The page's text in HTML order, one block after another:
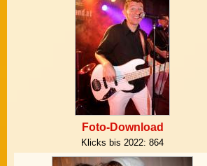
Foto-Download
Klicks bis 2022: 864